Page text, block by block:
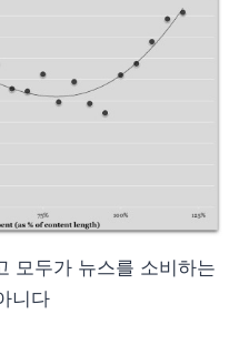
모두가 뉴스를 소비하는
니다